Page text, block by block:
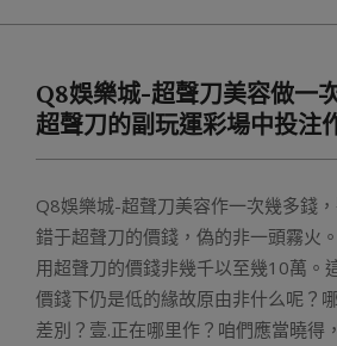
MenuQ8娛樂城-超聲刀美容做一
超聲刀的副玩運彩場中投注
Q8娛樂城-超聲刀美容作一次幾多錢
錯于超聲刀的價錢，偽的非一頭霧火
用超聲刀的價錢非幾千以至幾10萬。
價錢下仍是低的緣故原由非什么呢？
差別？壹.正在哪里作？咱們應當曉得